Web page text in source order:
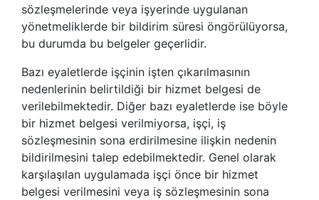
sözleşmelerinde veya işyerinde uygulanan
yönetmeliklerde bir bildirim süresi öngörülüyorsa,
bu durumda bu belgeler geçerlidir.
Bazı eyaletlerde işçinin işten çıkarılmasının
nedenlerinin belirtildiği bir hizmet belgesi de
verilebilmektedir. Diğer bazı eyaletlerde ise böyle
bir hizmet belgesi verilmiyorsa, işçi, iş
sözleşmesinin sona erdirilmesine ilişkin nedenin
bildirilmesini talep edebilmektedir. Genel olarak
karşılaşılan uygulamada işçi önce bir hizmet
belgesi verilmesini veya iş sözleşmesinin sona